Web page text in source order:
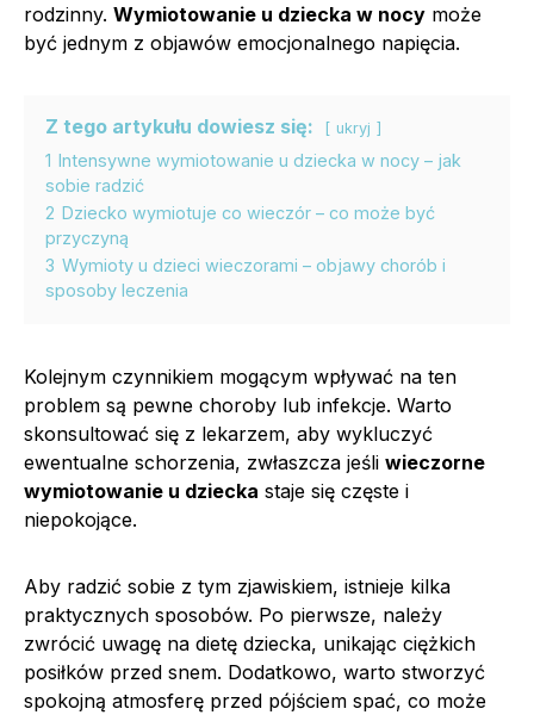
rodzinny. Wymiotowanie u dziecka w nocy może
być jednym z objawów emocjonalnego napięcia.
Z tego artykułu dowiesz się: ukryj
1 Intensywne wymiotowanie u dziecka w nocy – jak
sobie radzić
2 Dziecko wymiotuje co wieczór – co może być
przyczyną
3 Wymioty u dzieci wieczorami – objawy chorób i
sposoby leczenia
Kolejnym czynnikiem mogącym wpływać na ten
problem są pewne choroby lub infekcje. Warto
skonsultować się z lekarzem, aby wykluczyć
ewentualne schorzenia, zwłaszcza jeśli wieczorne
wymiotowanie u dziecka staje się częste i
niepokojące.
Aby radzić sobie z tym zjawiskiem, istnieje kilka
praktycznych sposobów. Po pierwsze, należy
zwrócić uwagę na dietę dziecka, unikając ciężkich
posiłków przed snem. Dodatkowo, warto stworzyć
spokojną atmosferę przed pójściem spać, co może